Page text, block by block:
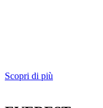
Scopri di più